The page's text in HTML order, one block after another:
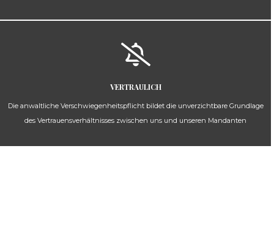
VERTRAULICH
Die anwaltliche Verschwiegenheitspflicht bildet die unverzichtbare Grundlage
des Vertrauensverhältnisses zwischen uns und unseren Mandanten